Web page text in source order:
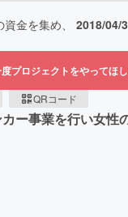
資金を集め、 2018/04/
度プロジェクトをやってほ
QRコード
ー事業を行い女